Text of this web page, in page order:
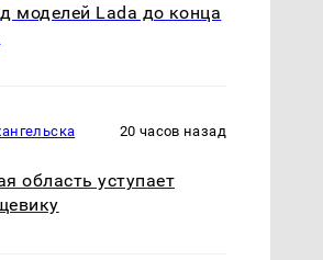
моделей Lada до конца
20 часов назад
область уступает